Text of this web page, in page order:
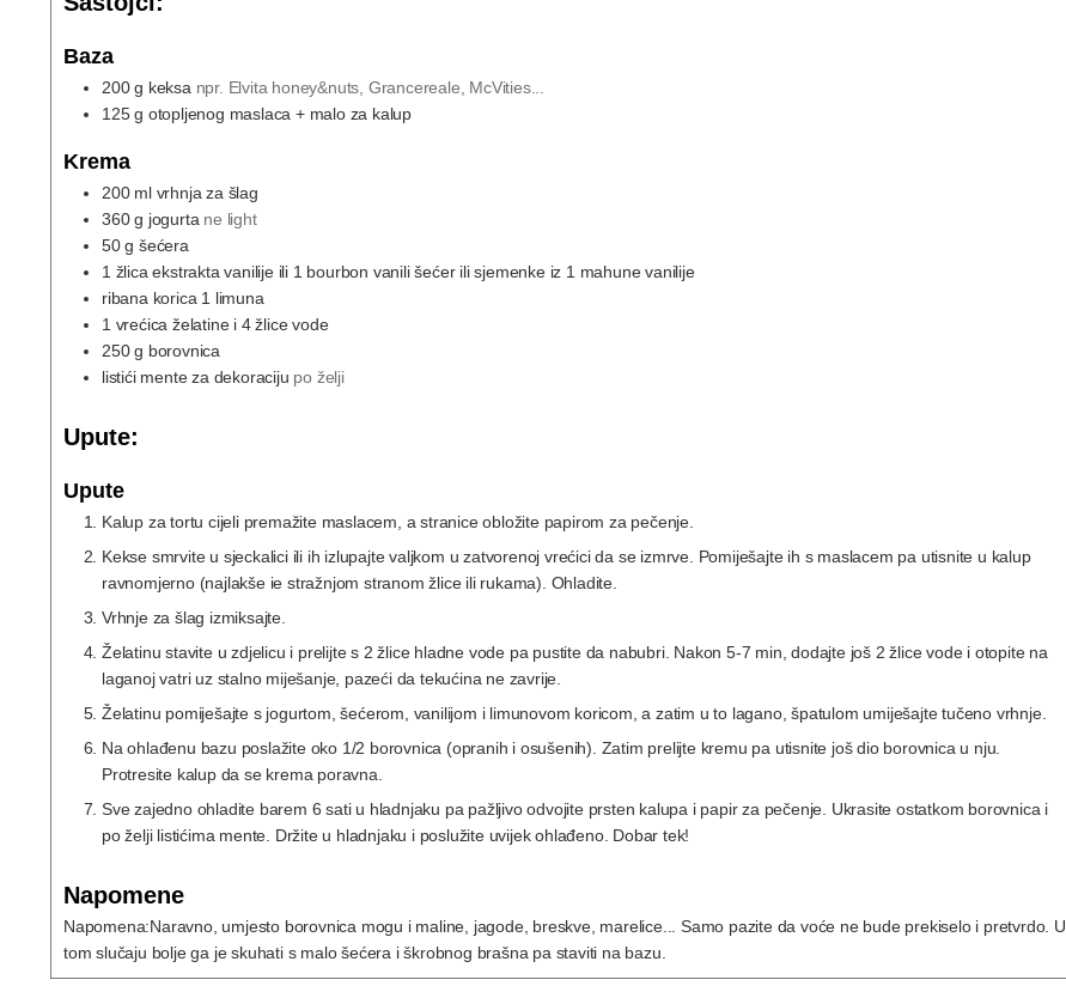
Baza
200 g keksa npr. Elvita honey&nuts, Grancereale, McVities...
125 g otopljenog maslaca + malo za kalup
Krema
200 ml vrhnja za šlag
360 g jogurta ne light
50 g šećera
1 žlica ekstrakta vanilije ili 1 bourbon vanili šećer ili sjemenke iz 1 mahune vanilije
ribana korica 1 limuna
1 vrećica želatine i 4 žlice vode
250 g borovnica
listići mente za dekoraciju po želji
Upute:
Upute
Kalup za tortu cijeli premažite maslacem, a stranice obložite papirom za pečenje.
Kekse smrvite u sjeckalici ili ih izlupajte valjkom u zatvorenoj vrećici da se izmrve. Pomiješajte ih s maslacem pa utisnite u kalup
ravnomjerno (najlakše ie stražnjom stranom žlice ili rukama). Ohladite.
Vrhnje za šlag izmiksajte.
Želatinu stavite u zdjelicu i prelijte s 2 žlice hladne vode pa pustite da nabubri. Nakon 5-7 min, dodajte još 2 žlice vode i otopite na
laganoj vatri uz stalno miješanje, pazeći da tekućina ne zavrije.
Želatinu pomiješajte s jogurtom, šećerom, vanilijom i limunovom koricom, a zatim u to lagano, špatulom umiješajte tučeno vrhnje.
Na ohlađenu bazu poslažite oko 1/2 borovnica (opranih i osušenih). Zatim prelijte kremu pa utisnite još dio borovnica u nju.
Protresite kalup da se krema poravna.
Sve zajedno ohladite barem 6 sati u hladnjaku pa pažljivo odvojite prsten kalupa i papir za pečenje. Ukrasite ostatkom borovnica i
po želji listićima mente. Držite u hladnjaku i poslužite uvijek ohlađeno. Dobar tek!
Napomene
Napomena:Naravno, umjesto borovnica mogu i maline, jagode, breskve, marelice... Samo pazite da voće ne bude prekiselo i pretvrdo. U
tom slučaju bolje ga je skuhati s malo šećera i škrobnog brašna pa staviti na bazu.